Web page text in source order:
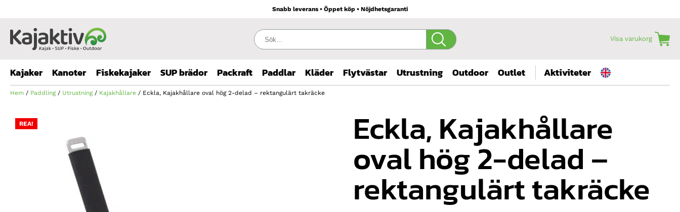
Snabb leverans • Öppet köp • Nöjdhetsgaranti
Sök: Visa varukorg
Kajaker Kanoter Fiskekajaker SUP brädor Packraft Paddlar Kläder Flytvästar Utrustning Outdoor Outlet Aktiviteter
Hem / Paddling/ Utrustning/ Kajakhållare / Eckla, Kajakhållare oval hög 2-delad – rektangulärt takräcke
REA! Eckla, Kajakhållare
oval hög 2-delad –
rektangulärt takräcke
REA!